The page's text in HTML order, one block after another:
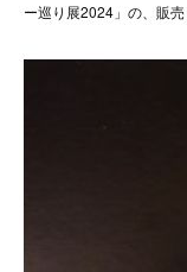
ー巡り展2024」の、販